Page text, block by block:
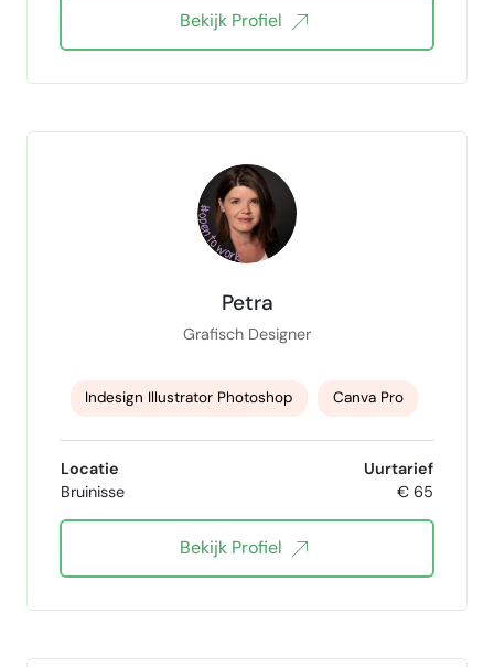
Webdesign
social media beheer
Bekijk Profiel
Petra
Grafisch Designer
Indesign Illustrator Photoshop Canva Pro
Locatie
Bruinisse
Uurtarief
€ 65
Bekijk Profiel